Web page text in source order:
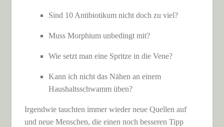
Sind 10 Antibiotikum nicht doch zu viel?
Muss Morphium unbedingt mit?
Wie setzt man eine Spritze in die Vene?
Kann ich nicht das Nähen an einem
Haushaltsschwamm üben?
Irgendwie tauchten immer wieder neue Quellen auf
und neue Menschen, die einen noch besseren Tipp